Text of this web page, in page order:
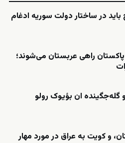
در ساختار دولت سوریه ادغام
راهی عربستان می‌شوند؛
گله‌جگینده ان بؤیوک رولو
و کویت به عراق در مورد مهار